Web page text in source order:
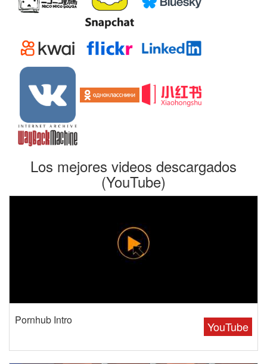
Los mejores videos descargados
(YouTube)
YouTube
Pornhub Intro